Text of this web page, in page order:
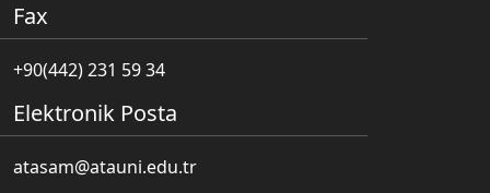
Fax
+90(442) 231 59 34
Elektronik Posta
atasam@atauni.edu.tr